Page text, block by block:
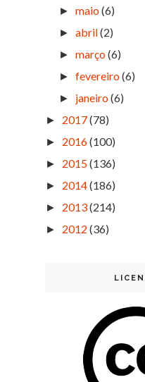
►maio(6)
►abril(2)
►março(6)
►fevereiro(6)
► janeiro(6)
► 2017(78)
► 2016(100)
► 2015(136)
► 2014(186)
► 2013(214)
► 2012 (36)